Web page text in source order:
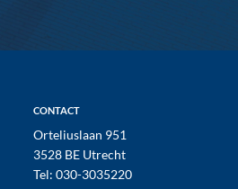
CONTACT
Orteliuslaan 951
3528 BE Utrecht
Tel: 030-3035220